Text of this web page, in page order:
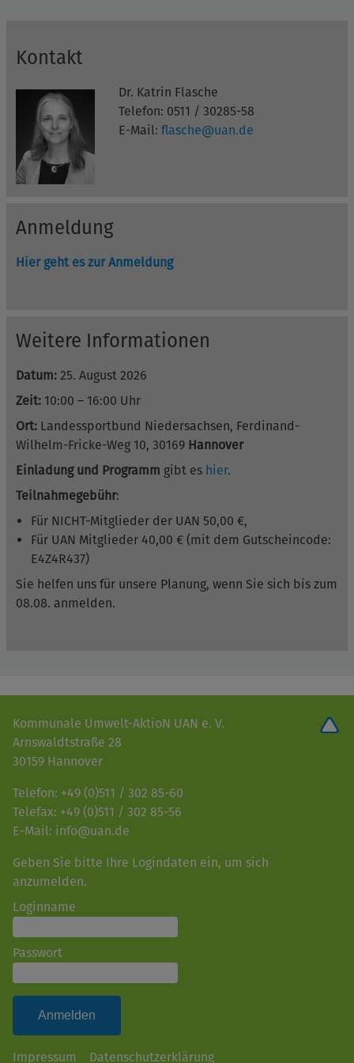
Kontakt
Dr. Katrin Flasche
Telefon: 0511 / 30285-58
E-Mail:flasche@uan.de
Anmeldung
Hier geht es zur Anmeldung
Weitere Informationen
Datum: 25. August 2026
Zeit: 10:00 – 16:00 Uhr
Ort: Landessportbund Niedersachsen, Ferdinand-
Wilhelm-Fricke-Weg 10, 30169 Hannover
Einladung und Programm gibt es hier.
Teilnahmegebühr:
Für NICHT-Mitglieder der UAN 50,00 €,
Für UAN Mitglieder 40,00 € (mit dem Gutscheincode:
E4Z4R437)
Sie helfen uns für unsere Planung, wenn Sie sich bis zum
08.08. anmelden.
Kommunale Umwelt-AktioN UAN e. V.
Arnswaldtstraße 28
30159 Hannover
Telefon: +49 (0)511 / 302 85-60
Telefax: +49 (0)511 / 302 85-56
E-Mail: info@uan.de
Geben Sie bitte Ihre Logindaten ein, um sich
anzumelden.
Loginname
Passwort
Impressum Datenschutzerklärung